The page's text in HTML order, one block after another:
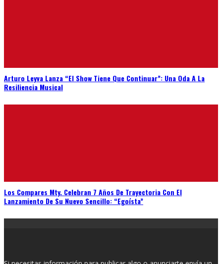
Arturo Leyva Lanza “El Show Tiene Que Continuar”: Una Oda A La
Resiliencia Musical
Los Compares Mty. Celebran 7 Años De Trayectoria Con El
Lanzamiento De Su Nuevo Sencillo: “Egoísta”